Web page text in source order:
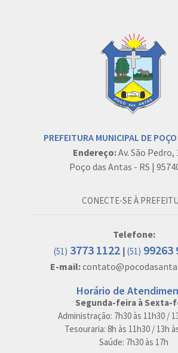
PREFEITURA MUNICIPAL DE
Endereço:Av. São Pedro,
Poço das Antas - RS |
CONECTE-SE À
Telefone:
(51) 3773 1122 | (51) 99263
E-mail:
Horário de
Segunda-feira à Sexta-
Administração: 7h30 às 11h30 /
Tesouraria: 8h às 11h30 / 13h
Saúde: 7h30 às 17h